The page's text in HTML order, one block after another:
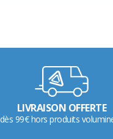
LIVRAISON OFFERTE
dès 99€ hors produits